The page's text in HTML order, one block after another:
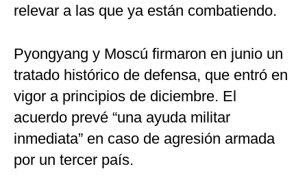
relevar a las que ya están combatiendo.
Pyongyang y Moscú firmaron en junio un
tratado histórico de defensa, que entró en
vigor a principios de diciembre. El
acuerdo prevé “una ayuda militar
inmediata” en caso de agresión armada
por un tercer país.